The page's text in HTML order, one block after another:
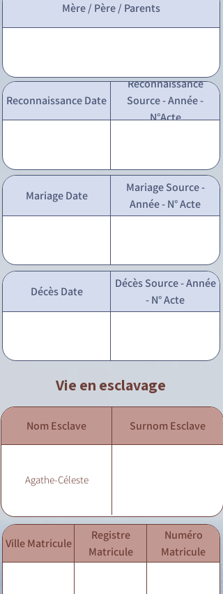
Mère / Père / Parents
Reconnaissance Date
Reconnaissance
Source - Année -
N°Acte
Mariage Date
Mariage Source -
Année - N° Acte
Décès Date
Décès Source - Année
- N° Acte
Vie en esclavage
Nom Esclave Surnom Esclave
Agathe-Céleste
Ville Matricule
Registre
Matricule
Numéro
Matricule